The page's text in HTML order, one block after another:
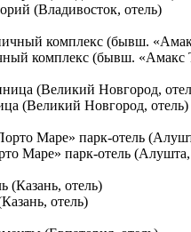
(Владивосток, отель)
комплекс (бывш. «Амакс
(Великий Новгород, отель)
Маре» парк-отель (Алушта,
отель)